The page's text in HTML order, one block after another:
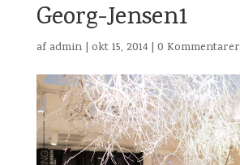
Georg-Jensen1
af admin| okt 15, 2014| 0 Kommentarer